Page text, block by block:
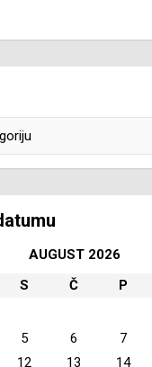
AUGUST 2026
S Č P
5 6 7
12 13 14